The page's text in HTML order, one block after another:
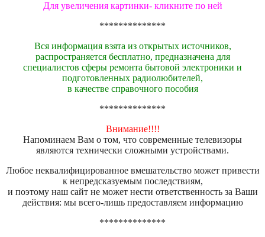
Для увеличения картинки- кликните по ней
**************
Вся информация взята из открытых источников,
распространяется бесплатно, предназначена для
специалистов сферы ремонта бытовой электроники и
подготовленных радиолюбителей,
в качестве справочного пособия
**************
Внимание!!!!
Напоминаем Вам о том, что современные телевизоры
являются технически сложными устройствами.
Любое неквалифицированное вмешательство может привести
к непредсказуемым последствиям,
и поэтому наш сайт не может нести ответственность за Ваши
действия: мы всего-лишь предоставляем информацию
**************